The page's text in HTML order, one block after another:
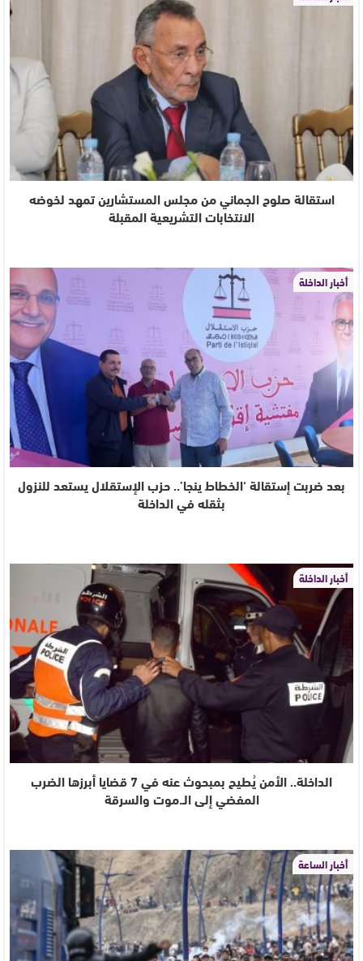
استقالة صلوح الجماني من مجلس المستشارين تمهد لخوضه
الانتخابات التشريعية المقبلة
أخبار الداخلة
بعد ضربت إستقالة ‘الخطاط ينجا’.. حزب الإستقلال يستعد للنزول
بثقله في الداخلة
أخبار الداخلة
الداخلة.. الأمن يُطيح بمبحوث عنه في 7 قضايا أبرزها الضرب
المفضي إلى الـ.موت والسرقة
أخبار الساعة